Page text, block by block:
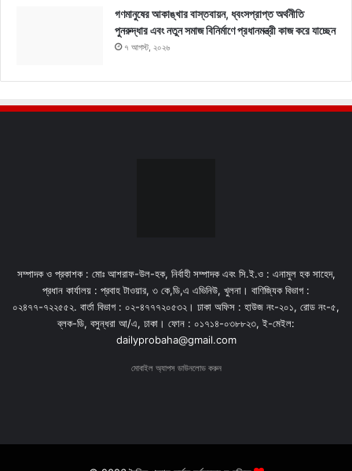
গণমানুষের আকাঙ্খার বাস্তবায়ন, ধ্বংসপ্রাপ্ত অর্থনীতি
পুনরুদ্ধার এবং নতুন সমাজ বিনির্মাণে প্রধানমন্ত্রী কাজ করে যাচ্ছেন
৭ আগস্ট, ২০২৬
সম্পাদক ও প্রকাশক : মোঃ আশরাফ-উল-হক, নির্বাহী সম্পাদক এবং সি.ই.ও : এনামুল হক সাহেদ,
প্রধান কার্যালয় : প্রবাহ টাওয়ার, ৩ কে,ডি,এ এভিনিউ, খুলনা। বাণিজ্যিক বিভাগ :
০২৪৭৭-৭২২৫৫২. বার্তা বিভাগ : ০২-৪৭৭৭২০৫৩২। ঢাকা অফিস : হাউজ নং-২০১, রোড নং-৫,
ব্লক-ডি, বসুন্ধরা আ/এ, ঢাকা। ফোন : ০১৭১৪-০৩৮৮২৩, ই-মেইল:
dailyprobaha@gmail.com
মোবাইল অ্যাপস ডাউনলোড করুন